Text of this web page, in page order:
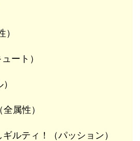
ート）
属性）
ルティ！（パッション）